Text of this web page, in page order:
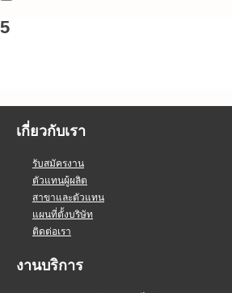
5
เกี่ยวกับเรา
รับสมัครงาน
ตัวแทนผู้ผลิต
สาขาและตัวแทน
แผนที่ตั้งบริษัท
ติดต่อเรา
งานบริการ